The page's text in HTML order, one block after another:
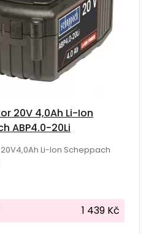
20V 4,0Ah Li-Ion
ABP4.0-20Li
Li-Ion Scheppach
1 439 Kč